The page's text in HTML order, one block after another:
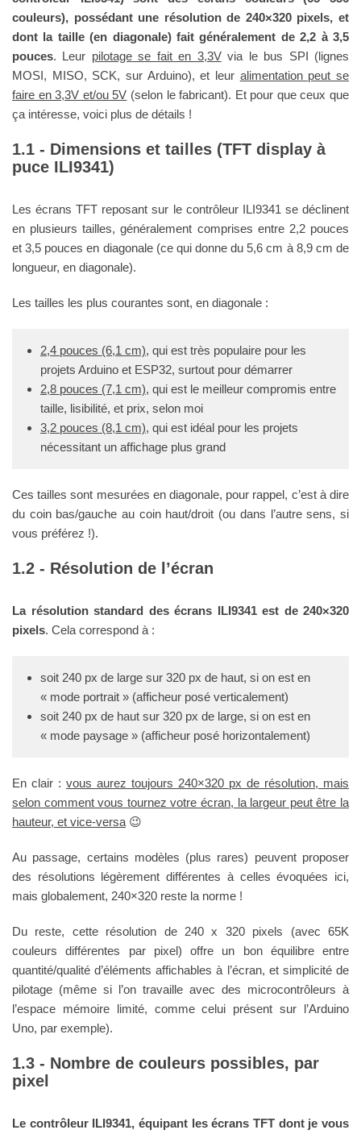
couleurs), possédant une résolution de 240×320 pixels, et
dont la taille (en diagonale) fait généralement de 2,2 à 3,5
pouces. Leur pilotage se fait en 3,3Vvia le bus SPI (lignes
MOSI, MISO, SCK, sur Arduino), et leur alimentation peut se
faire en 3,3V et/ou 5V (selon le fabricant). Et pour que ceux que
ça intéresse, voici plus de détails !
Dimensions et tailles (TFT display à
puce ILI9341)
Les écrans TFT reposant sur le contrôleur ILI9341 se déclinent
en plusieurs tailles, généralement comprises entre 2,2 pouces
et 3,5 pouces en diagonale (ce qui donne du 5,6 cm à 8,9 cm de
longueur, en diagonale).
Les tailles les plus courantes sont, en diagonale :
2,4 pouces (6,1 cm), qui est très populaire pour les
projets Arduino et ESP32, surtout pour démarrer
2,8 pouces (7,1 cm), qui est le meilleur compromis entre
taille, lisibilité, et prix, selon moi
3,2 pouces (8,1 cm), qui est idéal pour les projets
nécessitant un affichage plus grand
Ces tailles sont mesurées en diagonale, pour rappel, c’est à dire
du coin bas/gauche au coin haut/droit (ou dans l’autre sens, si
vous préférez !).
Résolution de l’écran
La résolution standard des écrans ILI9341 est de 240×320
pixels. Cela correspond à :
soit 240 px de large sur 320 px de haut, si on est en
« mode portrait » (afficheur posé verticalement)
soit 240 px de haut sur 320 px de large, si on est en
« mode paysage » (afficheur posé horizontalement)
En clair : vous aurez toujours 240×320 px de résolution, mais
selon comment vous tournez votre écran, la largeur peut être la
hauteur, et vice-versa 😉
Au passage, certains modèles (plus rares) peuvent proposer
des résolutions légèrement différentes à celles évoquées ici,
mais globalement, 240×320 reste la norme !
Du reste, cette résolution de 240 x 320 pixels (avec 65K
couleurs différentes par pixel) offre un bon équilibre entre
quantité/qualité d’éléments affichables à l’écran, et simplicité de
pilotage (même si l’on travaille avec des microcontrôleurs à
l’espace mémoire limité, comme celui présent sur l’Arduino
Uno, par exemple).
Nombre de couleurs possibles, par
pixel
Le contrôleur ILI9341, équipant les écrans TFT dont je vous